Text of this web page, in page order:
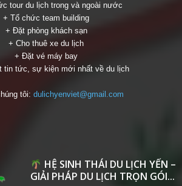
tour du lịch trong và ngoài nước
+ Tổ chức team building
+ Đặt phòng khách sạn
+ Cho thuê xe du lịch
+ Đặt vé máy bay
tin tức, sự kiện mới nhất về du lịch
tôi: dulichyenviet@gmail.com
HỆ SINH THÁI DU LỊCH YẾN –
GIẢI PHÁP DU LỊCH TRỌN GÓI...